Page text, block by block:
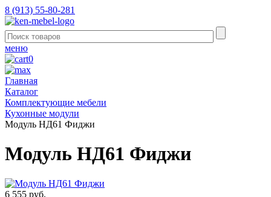
8 (913) 55-80-281
меню
0
Главная
Каталог
Комплектующие мебели
Кухонные модули
Модуль НД61 Фиджи
Модуль НД61 Фиджи
6 555 руб.